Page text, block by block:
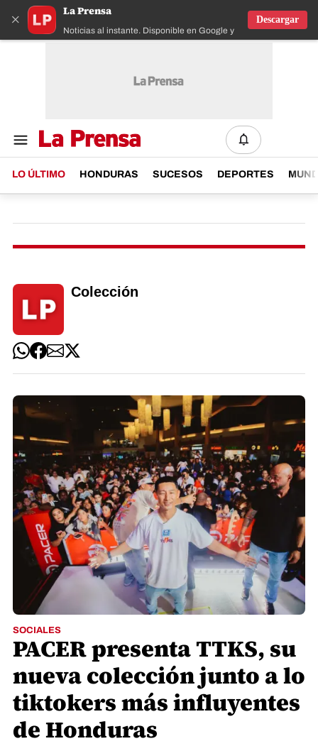
×
La Prensa
Noticias al instante. Disponible en Google y IOS
Descargar
LO ÚLTIMO HONDURAS SUCESOS DEPORTES
Colección
SOCIALES
PACER presenta TTKS, su
nueva colección junto a lo
tiktokers más influyentes
de Honduras